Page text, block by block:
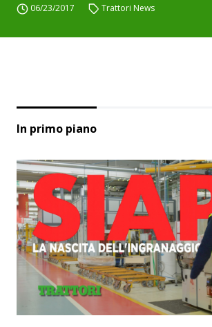
06/23/2017 Trattori News
In primo piano